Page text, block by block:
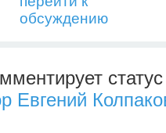
обсуждению
Евгений